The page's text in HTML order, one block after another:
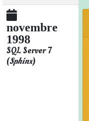
novembre
1998
SQL Server 7
(Sphinx)